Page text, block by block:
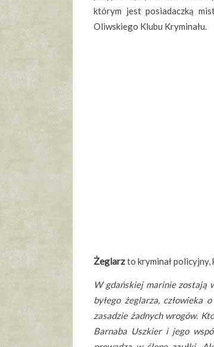
którym jest posiadaczką
Oliwskiego Klubu Kryminału.
Żeglarzto kryminał policyjny,
W gdańskiej marinie zostają
byłego żeglarza, człowieka
zasadzie żadnych wrogów.
Barnaba Uszkier i jego